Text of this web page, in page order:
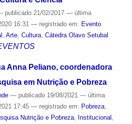
publicado21/02/2017 — última
16:31 — registrado em: Evento
Arte, Cultura, Cátedra Olavo Setubal
Anna Peliano, coordenadora
em Nutrição e Pobreza
— publicado19/08/2021 — última
17:45 — registrado em: Pobreza,
Nutrição e Pobreza, Institucional